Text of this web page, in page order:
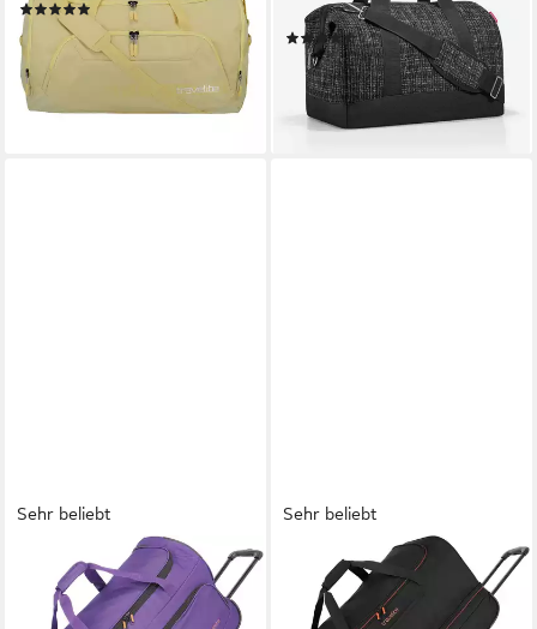
(197)
48,95 € UVP54,95 €
-11%
lieferbar - in 2-3 Werktagen bei dir
+1
Metallbügel
(168)
74,95 €
lieferbar - in 2-3 Werktagen bei dir
Sehr beliebt
TRAVELITE
Reisetasche Basics Fresh 71
cm Duffle Bag mit Rollen,
Sehr beliebt
TRAVELITE
Reisetasche BASICS,
verschiedene Größen und